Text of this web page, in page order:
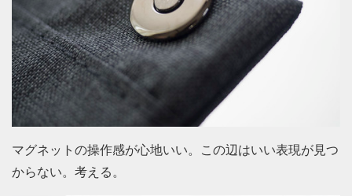
マグネットの操作感が心地いい。この辺はいい表現が見つ
からない。考える。